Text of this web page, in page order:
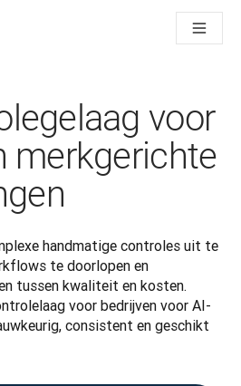
Nieuwe, door AI aangestuurde
AI voor bedrijfstaal ontrafeld. In
voor DeepL ontwikkelen
tot een realtime
voice demo with DeepL
voor
merkgerichte
handmatige controles uit te
te doorlopen en
tussen kwaliteit en kosten.
voor bedrijven voor AI-
consistent en geschikt